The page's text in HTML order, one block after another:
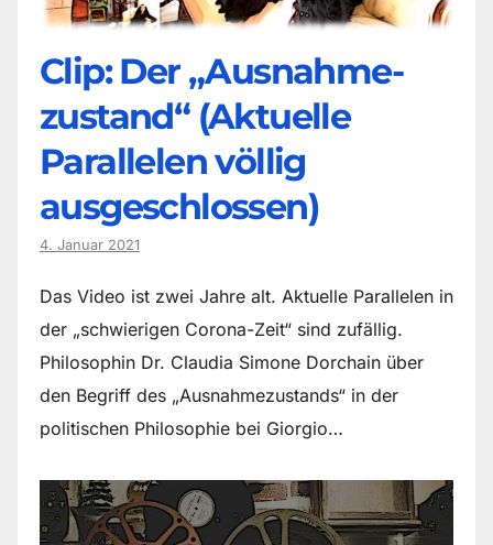
Clip: Der „Ausnahme-
zustand“ (Aktuelle
Parallelen völlig
ausgeschlossen)
4. Januar 2021
Das Video ist zwei Jahre alt. Aktuelle Parallelen in
der „schwierigen Corona-Zeit“ sind zufällig.
Philosophin Dr. Claudia Simone Dorchain über
den Begriff des „Ausnahmezustands“ in der
politischen Philosophie bei Giorgio…